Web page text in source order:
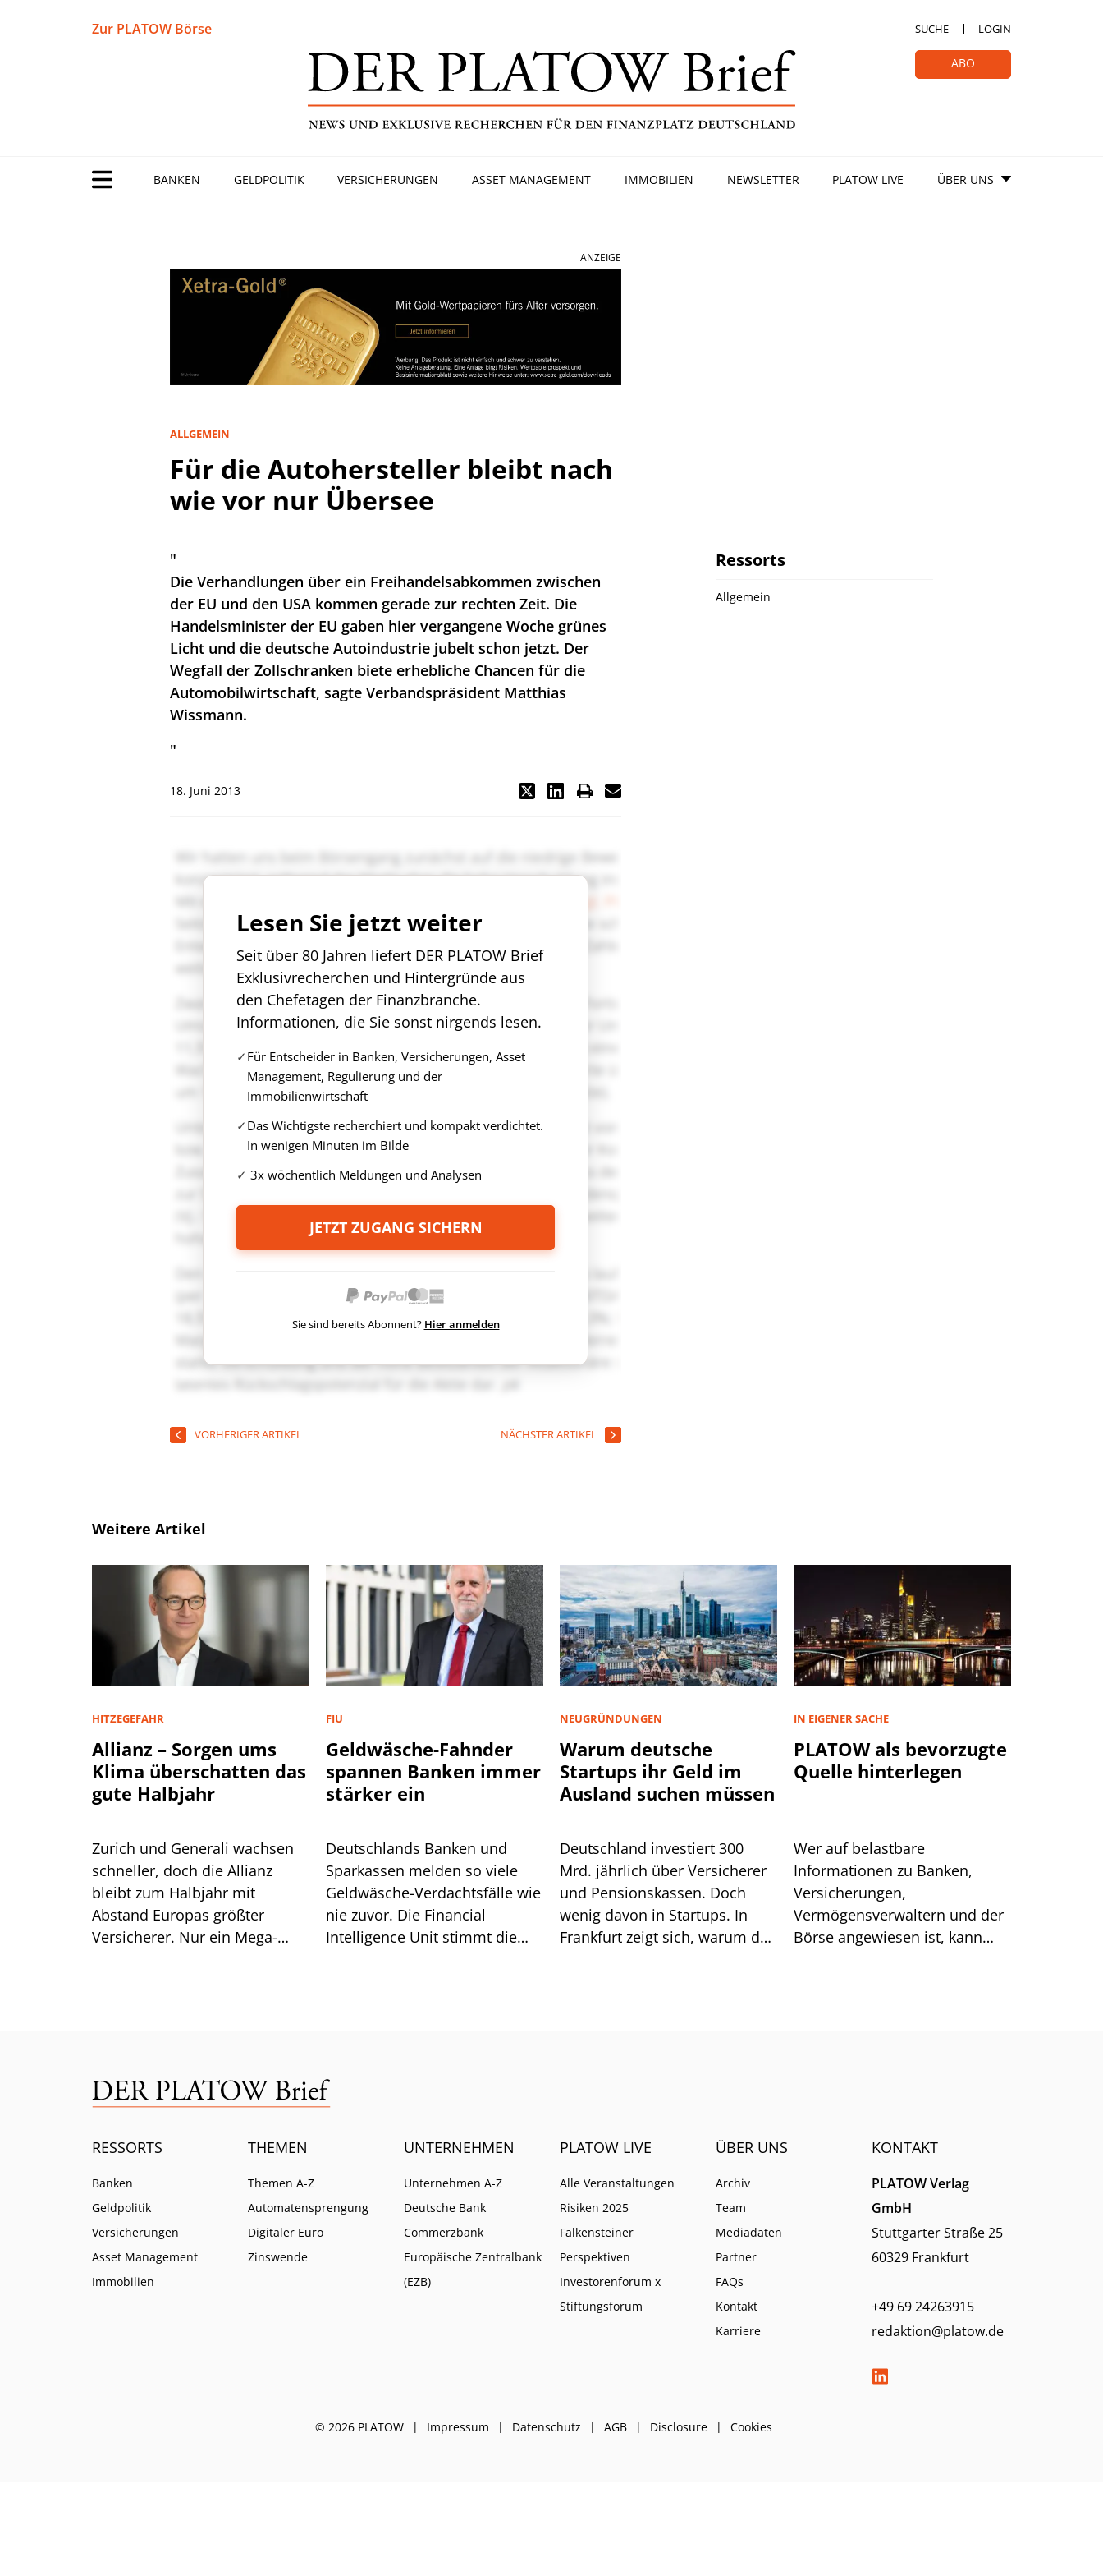
Zur PLATOW Börse SUCHE LOGIN
ABO
BANKEN GELDPOLITIK VERSICHERUNGEN ASSET MANAGEMENT IMMOBILIEN NEWSLETTER PLATOW LIVE ÜBER UNS
ANZEIGE
ALLGEMEIN
Für die Autohersteller bleibt nach
wie vor nur Übersee
"
Die Verhandlungen über ein Freihandelsabkommen zwischen
der EU und den USA kommen gerade zur rechten Zeit. Die
Handelsminister der EU gaben hier vergangene Woche grünes
Licht und die deutsche Autoindustrie jubelt schon jetzt. Der
Wegfall der Zollschranken biete erhebliche Chancen für die
Automobilwirtschaft, sagte Verbandspräsident Matthias
Wissmann.
"
18. Juni 2013
Lesen Sie jetzt weiter
Seit über 80 Jahren liefert DER PLATOW Brief
Exklusivrecherchen und Hintergründe aus
den Chefetagen der Finanzbranche.
Informationen, die Sie sonst nirgends lesen.
Für Entscheider in Banken, Versicherungen, Asset
Management, Regulierung und der
Immobilienwirtschaft
Das Wichtigste recherchiert und kompakt verdichtet.
In wenigen Minuten im Bilde
3x wöchentlich Meldungen und Analysen
JETZT ZUGANG SICHERN
Sie sind bereits Abonnent? Hier anmelden
VORHERIGER ARTIKEL NÄCHSTER ARTIKEL
Ressorts
Allgemein
Weitere Artikel
HITZEGEFAHR
Allianz – Sorgen ums
Klima überschatten das
gute Halbjahr
Zurich und Generali wachsen
schneller, doch die Allianz
bleibt zum Halbjahr mit
Abstand Europas größter
Versicherer. Nur ein Mega-
FIU
Geldwäsche-Fahnder
spannen Banken immer
stärker ein
Deutschlands Banken und
Sparkassen melden so viele
Geldwäsche-Verdachtsfälle wie
nie zuvor. Die Financial
Intelligence Unit stimmt die
NEUGRÜNDUNGEN
Warum deutsche
Startups ihr Geld im
Ausland suchen müssen
Deutschland investiert 300
Mrd. jährlich über Versicherer
und Pensionskassen. Doch
wenig davon in Startups. In
Frankfurt zeigt sich, warum das
IN EIGENER SACHE
PLATOW als bevorzugte
Quelle hinterlegen
Wer auf belastbare
Informationen zu Banken,
Versicherungen,
Vermögensverwaltern und der
Börse angewiesen ist, kann
RESSORTS
Banken
Geldpolitik
Versicherungen
Asset Management
Immobilien
THEMEN
Themen A-Z
Automatensprengung
Digitaler Euro
Zinswende
UNTERNEHMEN
Unternehmen A-Z
Deutsche Bank
Commerzbank
Europäische Zentralbank
(EZB)
PLATOW LIVE
Alle Veranstaltungen
Risiken 2025
Falkensteiner
Perspektiven
Investorenforum x
Stiftungsforum
ÜBER UNS
Archiv
Team
Mediadaten
Partner
FAQs
Kontakt
Karriere
KONTAKT
PLATOW Verlag
GmbH
Stuttgarter Straße 25
60329 Frankfurt
+49 69 24263915
redaktion@platow.de
© 2026 PLATOW Impressum Datenschutz AGB Disclosure Cookies